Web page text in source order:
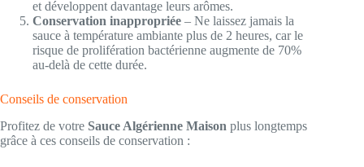
et développent davantage leurs arômes.
Conservation inappropriée – Ne laissez jamais la
sauce à température ambiante plus de 2 heures, car le
risque de prolifération bactérienne augmente de 70%
au-delà de cette durée.
Conseils de conservation
Profitez de votre Sauce Algérienne Maison plus longtemps
grâce à ces conseils de conservation :